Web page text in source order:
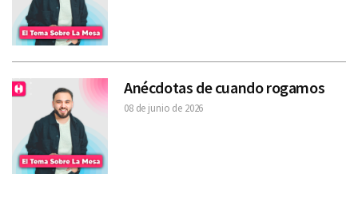
Anécdotas de cuando rogamos
08 de junio de 2026